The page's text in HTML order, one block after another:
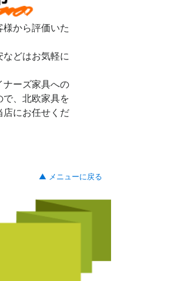
から評価いた
どはお気軽に
ナーズ家具への
、北欧家具を
店にお任せくだ
▲ メニューに戻る